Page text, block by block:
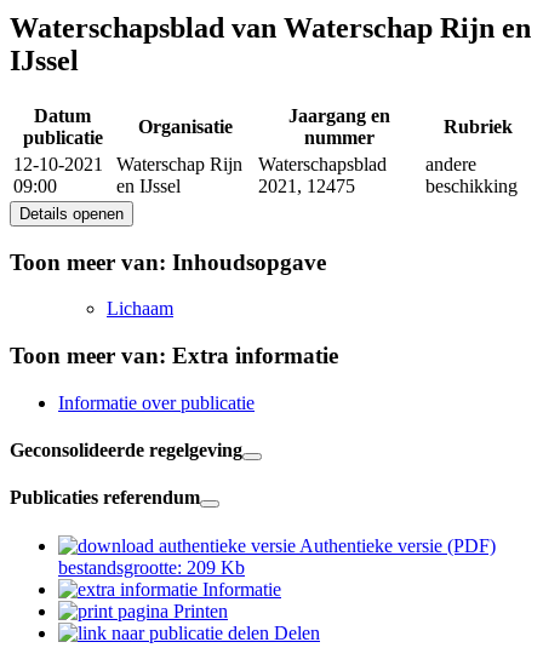
Waterschapsblad van Waterschap Rijn en
IJssel
Datum
publicatie
Organisatie
Jaargang en
nummer
Rubriek
12-10-2021
09:00
Waterschap Rijn
en IJssel
Waterschapsblad
2021, 12475
andere
beschikking
Details openen
Toon meer van: Inhoudsopgave
Lichaam
Toon meer van: Extra informatie
Informatie over publicatie
Geconsolideerde regelgeving
Publicaties referendum
Authentieke versie (PDF)
bestandsgrootte: 209 Kb
Informatie
Printen
Delen